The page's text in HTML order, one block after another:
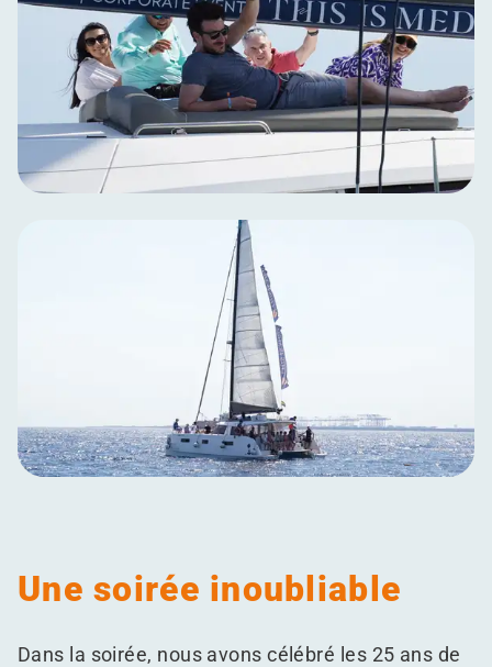
Une soirée inoubliable
Dans la soirée, nous avons célébré les 25 ans de